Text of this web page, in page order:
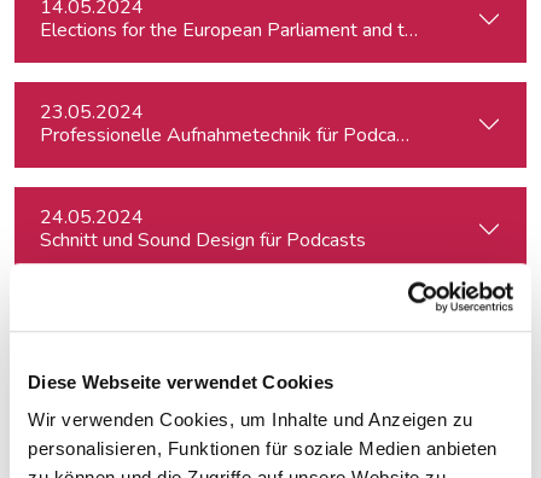
Diese Webseite verwendet Cookies
Wir verwenden Cookies, um Inhalte und Anzeigen zu
personalisieren, Funktionen für soziale Medien anbieten
14.05.2024
23.05.2024
Professionelle Aufnahmetechnik für Podcasts
24.05.2024
Schnitt und Sound Design für Podcasts
06.06.2024
Schreiben für Hörfunk, Podcast und Moderation